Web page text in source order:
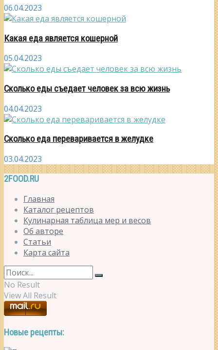
06.04.2023
Какая еда является кошерной
05.04.2023
Сколько еды съедает человек за всю жизнь
04.04.2023
Сколько еда переваривается в желудке
03.04.2023
2FOOD.RU
Главная
Каталог рецептов
Кулинарная таблица мер и весов
Об авторе
Статьи
Карта сайта
No Result
View All Result
Новые рецепты: